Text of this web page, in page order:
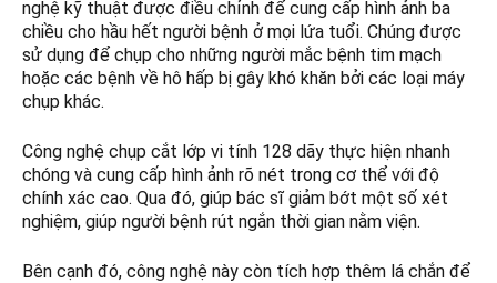
nghệ kỹ thuật được điều chỉnh để cung cấp hình ảnh ba
chiều cho hầu hết người bệnh ở mọi lứa tuổi. Chúng được
sử dụng để chụp cho những người mắc bệnh tim mạch
hoặc các bệnh về hô hấp bị gây khó khăn bởi các loại máy
chụp khác.
Công nghệ chụp cắt lớp vi tính 128 dãy thực hiện nhanh
chóng và cung cấp hình ảnh rõ nét trong cơ thể với độ
chính xác cao. Qua đó, giúp bác sĩ giảm bớt một số xét
nghiệm, giúp người bệnh rút ngắn thời gian nằm viện.
Bên cạnh đó, công nghệ này còn tích hợp thêm lá chắn để